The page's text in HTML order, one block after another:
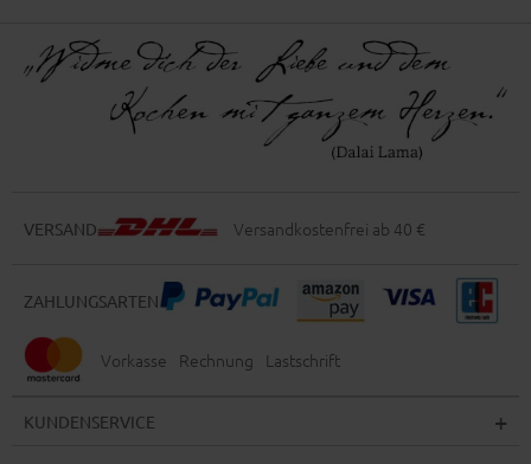
VERSAND Versandkostenfrei ab 40 €
ZAHLUNGSARTEN
Vorkasse Rechnung Lastschrift
KUNDENSERVICE